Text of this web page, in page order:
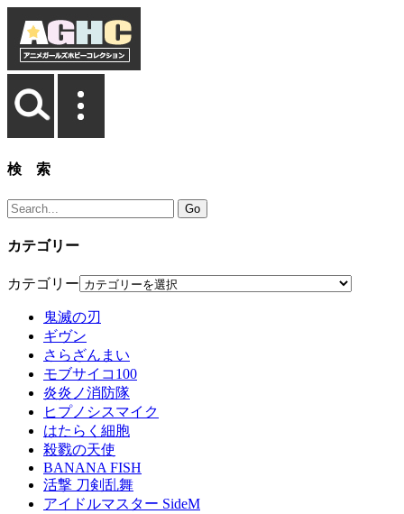
検 索
カテゴリー
カテゴリー
鬼滅の刃
ギヴン
さらざんまい
モブサイコ100
炎炎ノ消防隊
ヒプノシスマイク
はたらく細胞
殺戮の天使
BANANA FISH
活撃 刀剣乱舞
アイドルマスター SideM